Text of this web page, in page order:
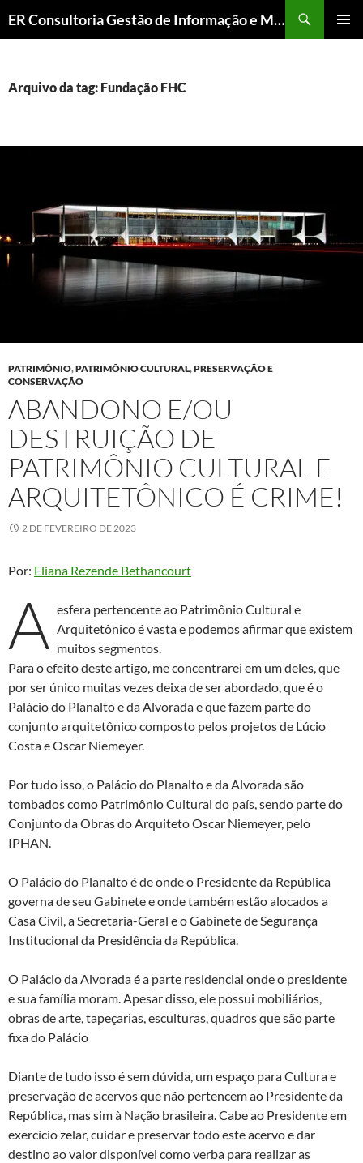
ER Consultoria Gestão de Informação e Memória Institucional
CONTEÚDO
Arquivo da tag: Fundação FHC
PATRIMÔNIO,PATRIMÔNIO CULTURAL,PRESERVAÇÃO E
CONSERVAÇÃO
ABANDONO E/OU
DESTRUIÇÃO DE
PATRIMÔNIO CULTURAL E
ARQUITETÔNICO É CRIME!
2 DE FEVEREIRO DE 2023
Por: Eliana Rezende Bethancourt
A esfera pertencente ao Patrimônio Cultural e
Arquitetônico é vasta e podemos afirmar que existem
muitos segmentos.
Para o efeito deste artigo, me concentrarei em um deles, que
por ser único muitas vezes deixa de ser abordado, que é o
Palácio do Planalto e da Alvorada e que fazem parte do
conjunto arquitetônico composto pelos projetos de Lúcio
Costa e Oscar Niemeyer.
Por tudo isso, o Palácio do Planalto e da Alvorada são
tombados como Patrimônio Cultural do país, sendo parte do
Conjunto da Obras do Arquiteto Oscar Niemeyer, pelo
IPHAN.
O Palácio do Planalto é de onde o Presidente da República
governa de seu Gabinete e onde também estão alocados a
Casa Civil, a Secretaria-Geral e o Gabinete de Segurança
Institucional da Presidência da República.
O Palácio da Alvorada é a parte residencial onde o presidente
e sua família moram. Apesar disso, ele possui mobiliários,
obras de arte, tapeçarias, esculturas, quadros que são parte
fixa do Palácio
Diante de tudo isso é sem dúvida, um espaço para Cultura e
preservação de acervos que não pertencem ao Presidente da
República, mas sim à Nação brasileira. Cabe ao Presidente em
exercício zelar, cuidar e preservar todo este acervo e dar
destino ao valor disponível como verba para realizar as